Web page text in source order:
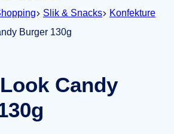
Slik & Snacks
Konfekture
Candy